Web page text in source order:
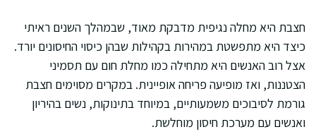
חצבת היא מחלה נגיפית מדבקת מאוד, שבמהלך השנים ראיתי
כיצד היא מתפשטת במהירות בקהילות שבהן כיסוי החיסונים יורד.
אצל רוב האנשים היא מתחילה כמו מחלת חום עם תסמיני
הצטננות, ואז מופיעה פריחה אופיינית. במקרים מסוימים חצבת
גורמת לסיבוכים משמעותיים, במיוחד בתינוקות, נשים בהיריון
ואנשים עם מערכת חיסון מוחלשת.